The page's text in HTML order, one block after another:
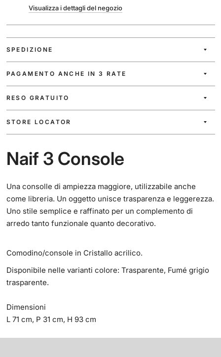
Visualizza i dettagli del negozio
SPEDIZIONE
PAGAMENTO ANCHE IN 3 RATE
RESO GRATUITO
STORE LOCATOR
Naif 3 Console
Una consolle di ampiezza maggiore, utilizzabile anche
come libreria. Un oggetto unisce trasparenza e leggerezza.
Uno stile semplice e raffinato per un complemento di
arredo tanto funzionale quanto decorativo.
Comodino/console in Cristallo acrilico.
Disponibile nelle varianti colore: Trasparente, Fumé grigio
trasparente.
Dimensioni
L 71 cm, P 31 cm, H 93 cm